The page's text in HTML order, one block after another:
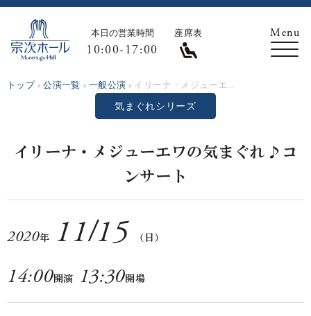
本日の営業時間
10:00-17:00
座席表
トップ 公演一覧 一般公演 イリーナ・メジューエ...
気まぐれシリーズ
イリーナ・メジューエワの気まぐれ♪コ
ンサート
2020年 11/15 （日）
14:00開演 13:30開場